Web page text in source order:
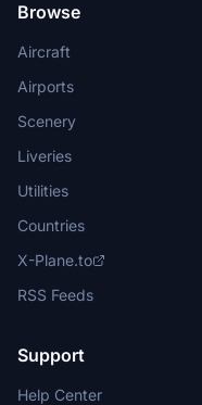
Browse
Aircraft
Airports
Scenery
Liveries
Utilities
Countries
X-Plane.to
RSS Feeds
Support
Help Center